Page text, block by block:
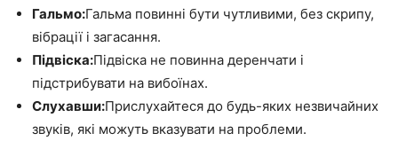
Гальмо:Гальма повинні бути чутливими, без скрипу,
вібрації і загасання.
Підвіска:Підвіска не повинна деренчати і
підстрибувати на вибоїнах.
Слухавши:Прислухайтеся до будь-яких незвичайних
звуків, які можуть вказувати на проблеми.